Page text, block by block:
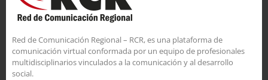
Red de Comunicación Regional – RCR, es una plataforma de
comunicación virtual conformada por un equipo de profesionales
multidisciplinarios vinculados a la comunicación y al desarrollo
social.